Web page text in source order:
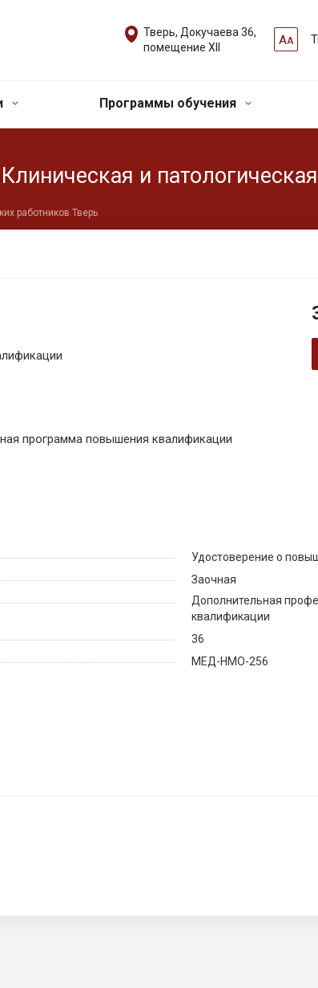
АА
Тверь, Докучаева 36,
помещение XII
Программы обучения
и
работников Тверь
программа повышения квалификации
Удостоверение о
Заочная
Дополнительная
квалификации
36
МЕД-НМО-256